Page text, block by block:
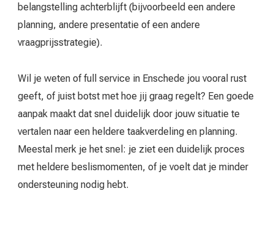
belangstelling achterblijft (bijvoorbeeld een andere
planning, andere presentatie of een andere
vraagprijsstrategie).
Wil je weten of full service in Enschede jou vooral rust
geeft, of juist botst met hoe jij graag regelt? Een goede
aanpak maakt dat snel duidelijk door jouw situatie te
vertalen naar een heldere taakverdeling en planning.
Meestal merk je het snel: je ziet een duidelijk proces
met heldere beslismomenten, of je voelt dat je minder
ondersteuning nodig hebt.